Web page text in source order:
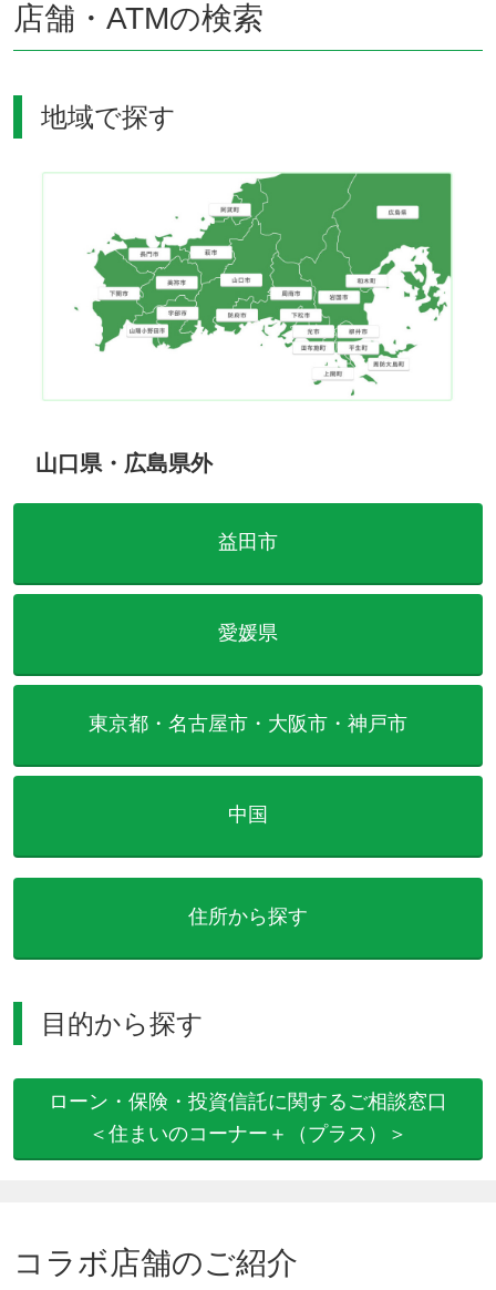
店舗・ATMの検索
地域で探す
山口県・広島県外
益田市
愛媛県
東京都・名古屋市・大阪市・神戸市
中国
住所から探す
目的から探す
ローン・保険・投資信託に関するご相談窓口
＜住まいのコーナー＋（プラス）＞
コラボ店舗のご紹介